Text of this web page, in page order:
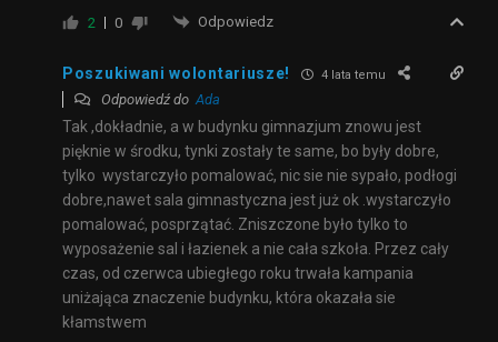
2 0 Odpowiedz
Poszukiwani wolontariusze! 4 lata temu
Odpowiedź doAda
Tak ,dokładnie, a w budynku gimnazjum znowu jest
pięknie w środku, tynki zostały te same, bo były dobre,
tylko wystarczyło pomalować, nic sie nie sypało, podłogi
dobre,nawet sala gimnastyczna jest już ok .wystarczyło
pomalować, posprzątać. Zniszczone było tylko to
wyposażenie sal i łazienek a nie cała szkoła. Przez cały
czas, od czerwca ubiegłego roku trwała kampania
uniżająca znaczenie budynku, która okazała sie
kłamstwem